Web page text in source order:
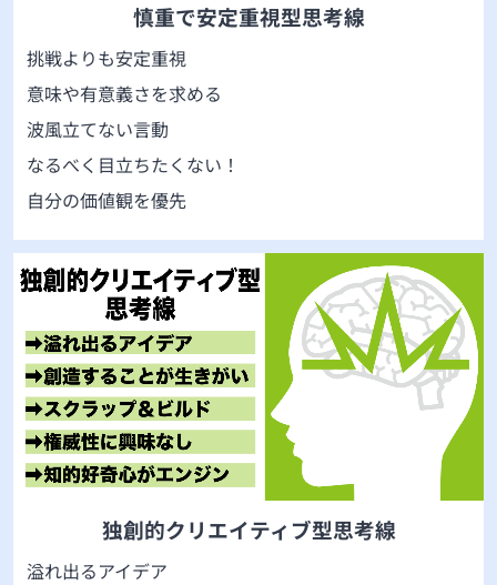
慎重で安定重視型思考線
挑戦よりも安定重視
意味や有意義さを求める
波風立てない言動
なるべく目立ちたくない！
自分の価値観を優先
独創的クリエイティブ型思考線
溢れ出るアイデア